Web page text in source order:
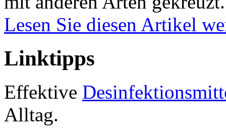
Lesen Sie diesen Artikel
Linktipps
Effektive
Alltag.